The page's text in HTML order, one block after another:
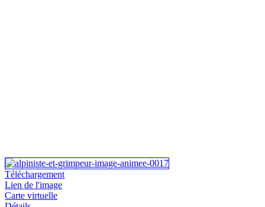
Téléchargement
Lien de l'image
Carte virtuelle